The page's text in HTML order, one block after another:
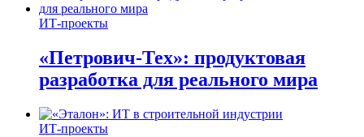
ИТ-проекты
«Петрович-Тех»: продуктовая
разработка для реального мира
ИТ-проекты